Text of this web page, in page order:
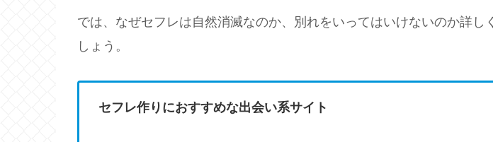
では、なぜセフレは自然消滅なのか、別れをいってはいけないのか詳し
しょう。
セフレ作りにおすすめな出会い系サイト